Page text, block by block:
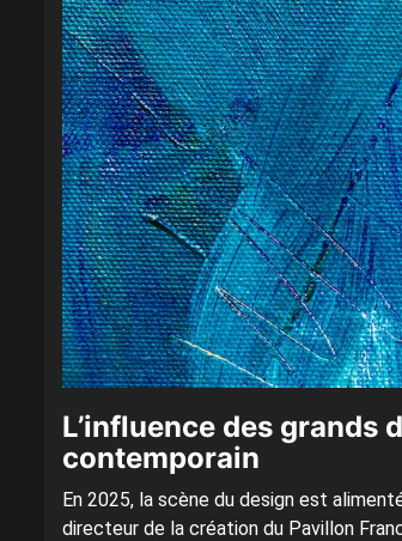
L’influence des grands
contemporain
En 2025, la scène du design est
directeur de la création du Pavillon